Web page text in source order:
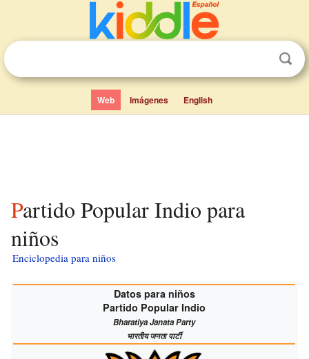
Web Imágenes English
Partido Popular Indio para
niños
Enciclopedia para niños
Datos para niños
Partido Popular Indio
Bharatiya Janata Party
भारतीय जनता पार्टी